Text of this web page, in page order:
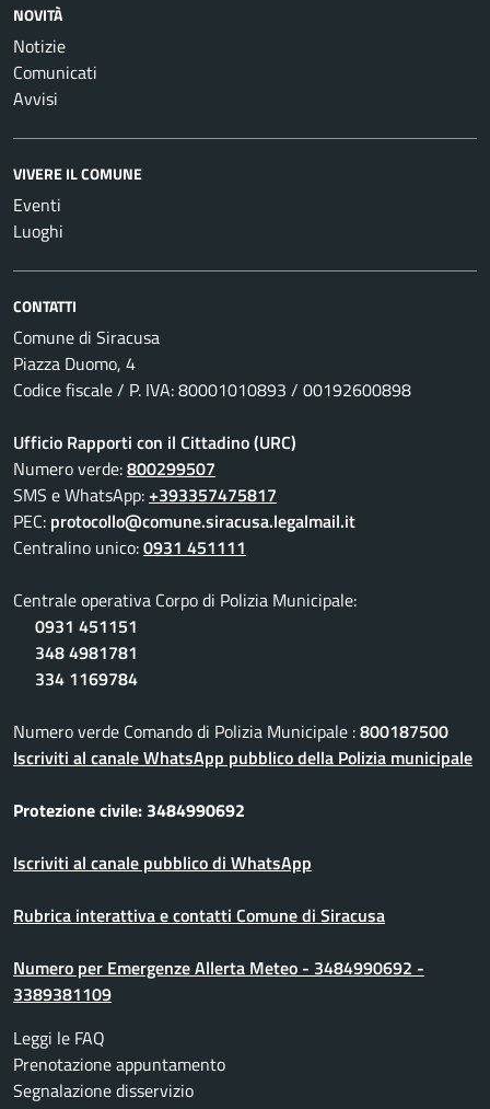
NOVITÀ
Notizie
Comunicati
Avvisi
VIVERE IL COMUNE
Eventi
Luoghi
CONTATTI
Comune di Siracusa
Piazza Duomo, 4
Codice fiscale / P. IVA: 80001010893 / 00192600898
Ufficio Rapporti con il Cittadino (URC)
Numero verde:800299507
SMS e WhatsApp:+393357475817
PEC: protocollo@comune.siracusa.legalmail.it
Centralino unico:0931 451111
Centrale operativa Corpo di Polizia Municipale:
0931 451151
348 4981781
334 1169784
Numero verde Comando di Polizia Municipale :800187500
Iscriviti al canale WhatsApp pubblico della Polizia municipale
Protezione civile: 3484990692
Iscriviti al canale pubblico di WhatsApp
Rubrica interattiva e contatti Comune di Siracusa
Numero per Emergenze Allerta Meteo - 3484990692 -
3389381109
Leggi le FAQ
Prenotazione appuntamento
Segnalazione disservizio